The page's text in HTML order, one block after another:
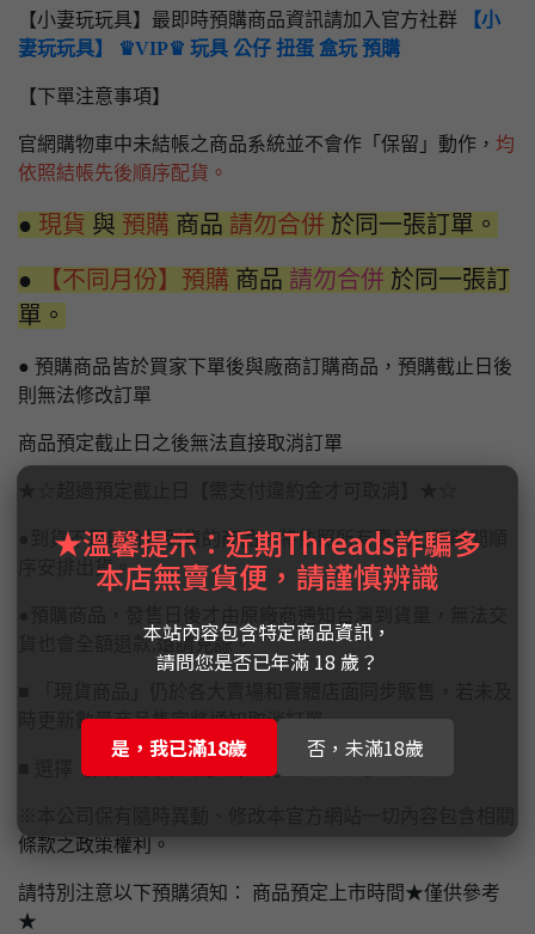
【小妻玩玩具】最即時預購商品資訊請加入官方社群
【小
妻玩玩具】 ♛VIP♛ 玩具 公仔 扭蛋 盒玩 預購
【下單注意事項】
官網購物車中未結帳之商品系統並不會作「保留」動作， 均
依照結帳先後順序配貨。
● 現貨 與 預購 商品 請勿合併 於同一張訂單。
● 【不同月份】預購 商品 請勿合併 於同一張訂
單。
● 預購商品皆於買家下單後與廠商訂購商品，預購截止日後
則無法修改訂單
商品預定截止日之後無法直接取消訂單
●到貨不足與分批到貨的商品，將依照所有賣場訂購時間順
序安排出貨。
貨也會全額退款,還請見諒。
時更新數量商品售完將通知取消訂單
■ 選擇【實體門市自取】請先付款完畢才予以保留
條款之政策權利。
請特別注意以下預購須知： 商品預定上市時間★僅供參考
★
★溫馨提示：近期Threads詐騙多
本店無賣貨便，請謹慎辨識
本站內容包含特定商品資訊，
請問您是否已年滿 18 歲？
是，我已滿18歲 否，未滿18歲